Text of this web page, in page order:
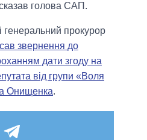
голова САП.
генеральний прокурор
звернення до
дати згоду на
від групи «Воля
Онищенка.